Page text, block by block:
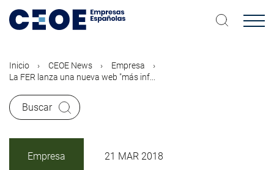
contenido
Inicio CEOE News
Empresa
La FER lanza una nueva web "más inf...
Buscar
Empresa 21 MAR 2018